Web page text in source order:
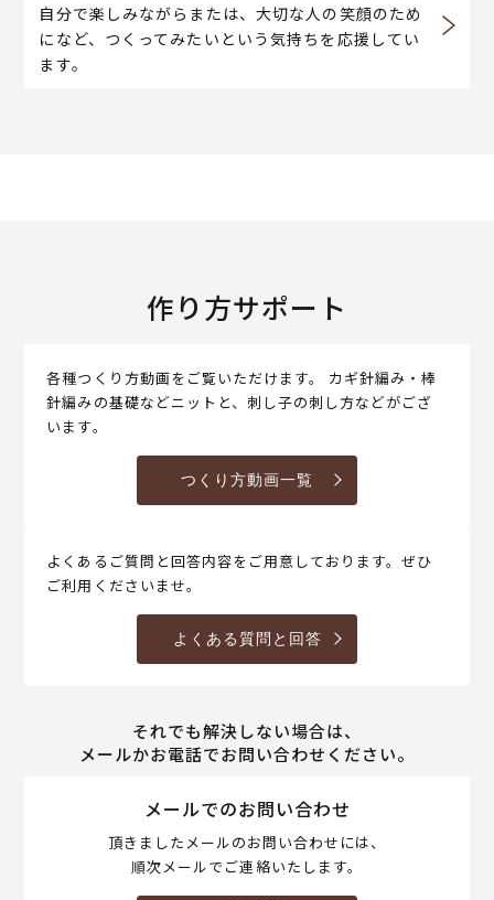
自分で楽しみながらまたは、大切な人の笑顔のため
になど、つくってみたいという気持ちを応援してい
ます。
作り方サポート
各種つくり方動画をご覧いただけます。 カギ針編み・棒
針編みの基礎などニットと、刺し子の刺し方などがござ
います。
つくり方動画一覧
よくあるご質問と回答内容をご用意しております。ぜひ
ご利用くださいませ。
よくある質問と回答
それでも解決しない場合は、
メールかお電話でお問い合わせください。
メールでのお問い合わせ
頂きましたメールのお問い合わせには、
順次メールでご連絡いたします。